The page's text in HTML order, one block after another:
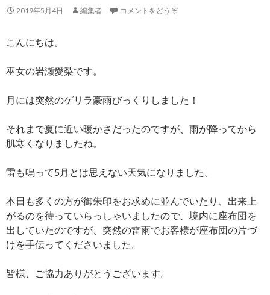
2019年5月4日 編集者 コメントをどうぞ
こんにちは。
巫女の岩瀬愛梨です。
月には突然のゲリラ豪雨びっくりしました！
それまで夏に近い暖かさだったのですが、雨が降ってから
肌寒くなりましたね。
雷も鳴って5月とは思えない天気になりました。
本日も多くの方が御朱印をお求めに並んでいたり、出来上
がるのを待っていらっしゃいましたので、境内に座布団を
出していたのですが、突然の雷雨でお客様が座布団の片づ
けを手伝ってくださいました。
皆様、ご協力ありがとうございます。